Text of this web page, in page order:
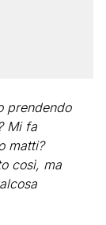
prendendo
Mi fa
matti?
così, ma